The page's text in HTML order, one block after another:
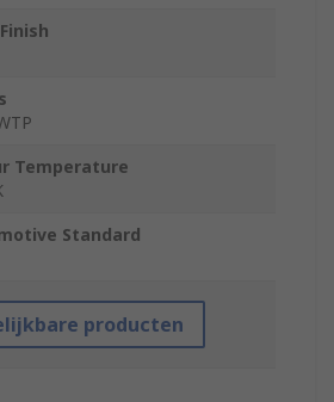
Temperature
Standard
producten